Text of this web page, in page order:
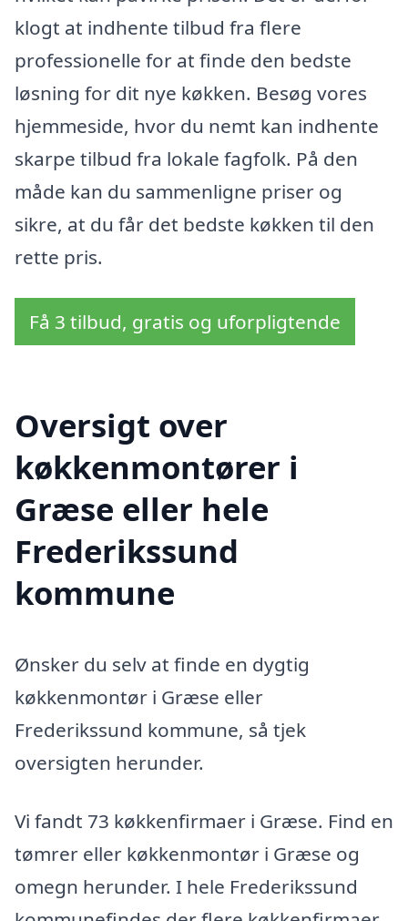
klogt at indhente tilbud fra flere
professionelle for at finde den bedste
løsning for dit nye køkken. Besøg vores
hjemmeside, hvor du nemt kan indhente
skarpe tilbud fra lokale fagfolk. På den
måde kan du sammenligne priser og
sikre, at du får det bedste køkken til den
rette pris.
Få 3 tilbud, gratis og uforpligtende
Oversigt over
køkkenmontører i
Græse eller hele
Frederikssund
kommune
Ønsker du selv at finde en dygtig
køkkenmontør i Græse eller
Frederikssund kommune, så tjek
oversigten herunder.
Vi fandt 73 køkkenfirmaer i Græse. Find en
tømrer eller køkkenmontør i Græse og
omegn herunder. I hele Frederikssund